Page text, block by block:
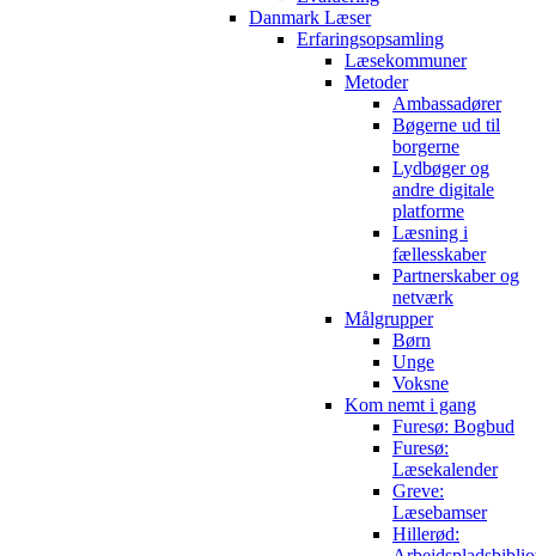
Danmark Læser
Erfaringsopsamling
Læsekommuner
Metoder
Ambassadører
Bøgerne ud til
borgerne
Lydbøger og
andre digitale
platforme
Læsning i
fællesskaber
Partnerskaber og
netværk
Målgrupper
Børn
Unge
Voksne
Kom nemt i gang
Furesø: Bogbud
Furesø:
Læsekalender
Greve:
Læsebamser
Hillerød: